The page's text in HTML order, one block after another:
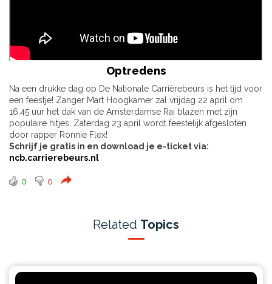
Optredens
Na een drukke dag op De Nationale Carrièrebeurs is het tijd voor
een feestje! Zanger Mart Hoogkamer zal vrijdag 22 april om
16.45 uur het dak van de Amsterdamse Rai blazen met zijn
populaire hitjes. Zaterdag 23 april wordt feestelijk afgesloten
door rapper Ronnie Flex!
Schrijf je gratis in en download je e-ticket via:
ncb.carrierebeurs.nl
0 0
Related Topics